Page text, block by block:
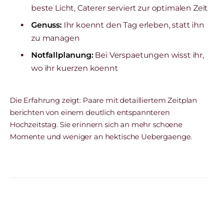
beste Licht, Caterer serviert zur optimalen Zeit
Genuss:Ihr koennt den Tag erleben, statt ihn
zu managen
Notfallplanung:Bei Verspaetungen wisst ihr,
wo ihr kuerzen koennt
Die Erfahrung zeigt: Paare mit detailliertem Zeitplan
berichten von einem deutlich entspannteren
Hochzeitstag. Sie erinnern sich an mehr schoene
Momente und weniger an hektische Uebergaenge.